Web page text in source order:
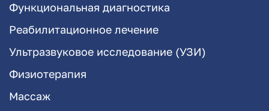
Функциональная диагностика
Реабилитационное лечение
Ультразвуковое исследование (УЗИ)
Физиотерапия
Массаж